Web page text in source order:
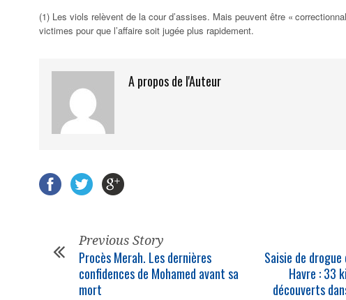
(1) Les viols relèvent de la cour d’assises. Mais peuvent être «
victimes pour que l’affaire soit jugée plus rapidement.
A propos de l'Auteur
Previous Story
Procès Merah. Les dernières
confidences de Mohamed avant sa
mort
Saisie de
Havre : 33
découverts